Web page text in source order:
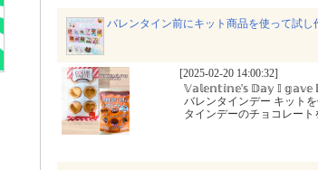
バレンタイン前にキット商品を使って試し
[2025-02-20 14:00:32]
𝕍𝕒𝕝𝕖𝕟𝕥𝕚𝕟𝕖'𝕤 𝔻𝕒𝕪 𝕀
バレンタインデー キット
タインデーのチョコレー